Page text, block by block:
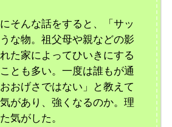
そんな話をすると、「サッ
な物。祖父母や親などの影
た家によってひいきにする
とも多い。一度は誰もが通
おげさではない」と教えて
があり、強くなるのか。理
気がした。